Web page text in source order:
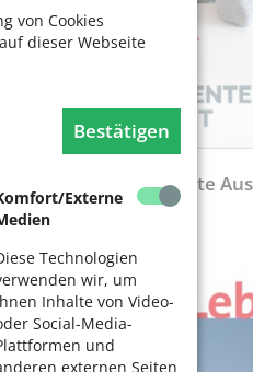
von Cookies
dieser Webseite
Bestätigen
Externe
Technologien
wir, um
Inhalte von Video-
Social-Media-
und
externen Seiten
Wegweiser - Aktualisierte